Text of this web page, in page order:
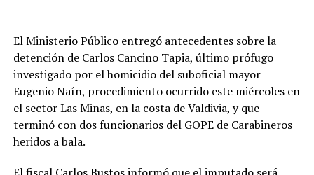
Medidas de prevención
Senapred instruyó a los municipios y a los organismos
que integran el Sistema Nacional de Prevención y
Respuesta ante Desastres (Sinapred) a mantener una
evaluación y monitoreo permanente de las zonas de
riesgo, adoptando las medidas necesarias para
El Ministerio Público entregó antecedentes sobre la
detención de Carlos Cancino Tapia, último prófugo
investigado por el homicidio del suboficial mayor
Eugenio Naín, procedimiento ocurrido este miércoles en
el sector Las Minas, en la costa de Valdivia, y que
terminó con dos funcionarios del GOPE de Carabineros
heridos a bala.